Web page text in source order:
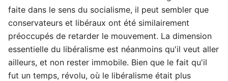
faite dans le sens du socialisme, il peut sembler que
conservateurs et libéraux ont été similairement
préoccupés de retarder le mouvement. La dimension
essentielle du libéralisme est néanmoins qu'il veut aller
ailleurs, et non rester immobile. Bien que le fait qu'il
fut un temps, révolu, où le libéralisme était plus